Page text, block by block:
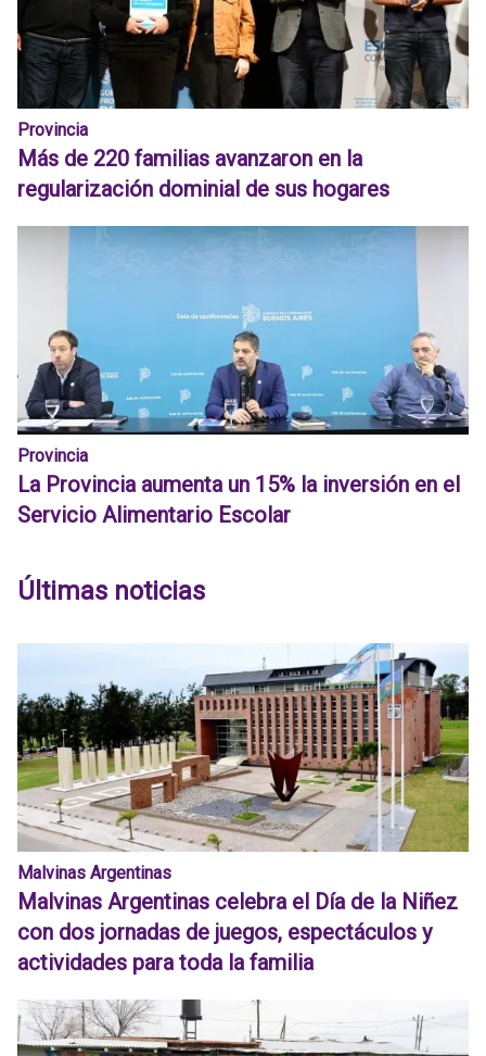
Provincia
Más de 220 familias avanzaron en la
regularización dominial de sus hogares
Provincia
La Provincia aumenta un 15% la inversión en el
Servicio Alimentario Escolar
Últimas noticias
Malvinas Argentinas
Malvinas Argentinas celebra el Día de la Niñez
con dos jornadas de juegos, espectáculos y
actividades para toda la familia